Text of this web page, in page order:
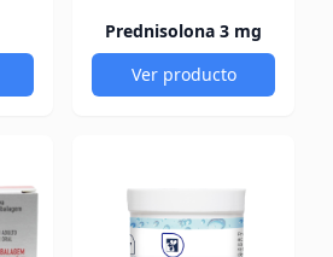
Prednisolona 3 mg
Ver producto